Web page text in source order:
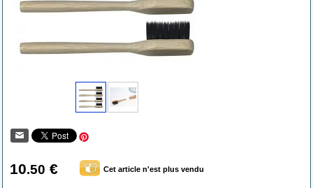
10.50 € Cet article n'est plus vendu